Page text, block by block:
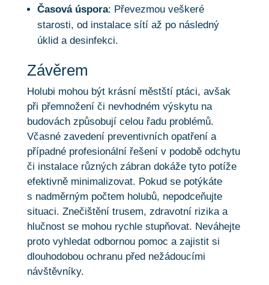
Časová úspora: Převezmou veškeré
starosti, od instalace sítí až po následný
úklid a desinfekci.
Závěrem
Holubi mohou být krásní městští ptáci, avšak
při přemnožení či nevhodném výskytu na
budovách způsobují celou řadu problémů.
Včasné zavedení preventivních opatření a
případné profesionální řešení v podobě odchytu
či instalace různých zábran dokáže tyto potíže
efektivně minimalizovat. Pokud se potýkáte
s nadměrným počtem holubů, nepodceňujte
situaci. Znečištění trusem, zdravotní rizika a
hlučnost se mohou rychle stupňovat. Neváhejte
proto vyhledat odbornou pomoc a zajistit si
dlouhodobou ochranu před nežádoucími
návštěvníky.